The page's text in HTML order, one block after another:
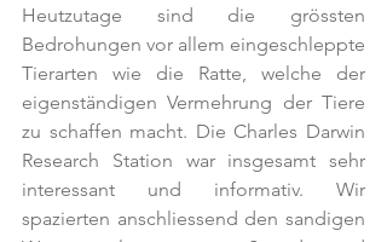
Heutzutage sind die grössten
Bedrohungen vor allem eingeschleppte
Tierarten wie die Ratte, welche der
eigenständigen Vermehrung der Tiere
zu schaffen macht. Die Charles Darwin
Research Station war insgesamt sehr
interessant und informativ. Wir
spazierten anschliessend den sandigen